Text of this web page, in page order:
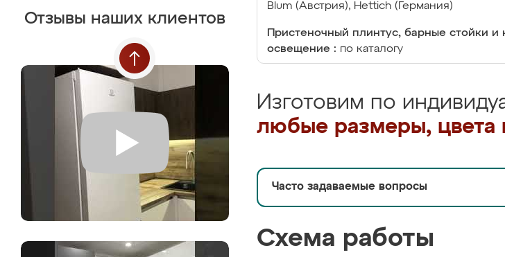
Отзывы наших клиентов
Blum (Австрия), Hettich (Германия)
Пристеночный плинтус, барные стойки и
освещение : по каталогу
Изготовим по
любые размеры, цвета
Часто задаваемые вопросы
Схема работы